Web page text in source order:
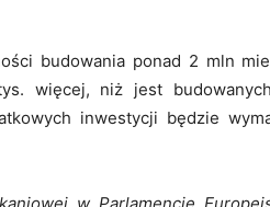
budowania ponad 2 mln
więcej, niż jest
inwestycji będzie